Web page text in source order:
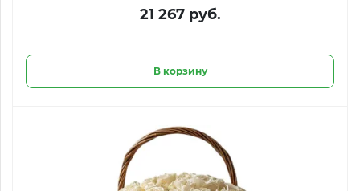
21 267 руб.
В корзину